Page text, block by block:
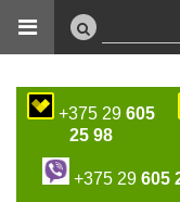
+375 29 605
25 98
+375 29 605